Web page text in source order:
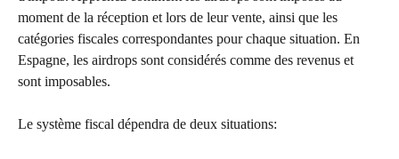
moment de la réception et lors de leur vente, ainsi que les
catégories fiscales correspondantes pour chaque situation. En
Espagne, les airdrops sont considérés comme des revenus et
sont imposables.
Le système fiscal dépendra de deux situations: